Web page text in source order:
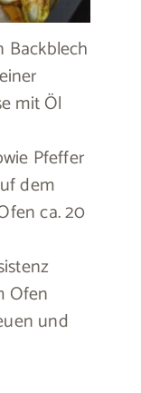
Backblech
mit Öl
Pfeffer
dem
ca. 20
Ofen
und